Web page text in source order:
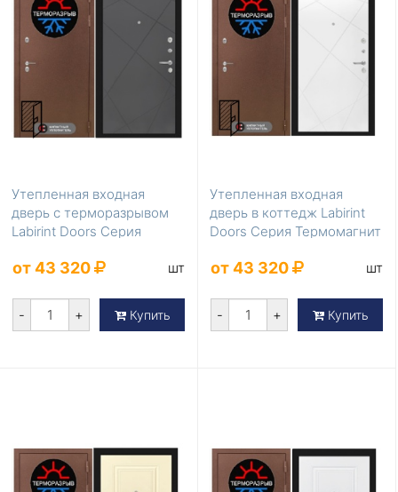
Утепленная входная
дверь с терморазрывом
Labirint Doors Серия
от 43 320 шт
- + Купить
Утепленная входная
дверь в коттедж Labirint
Doors Серия Термомагнит
от 43 320 шт
- + Купить